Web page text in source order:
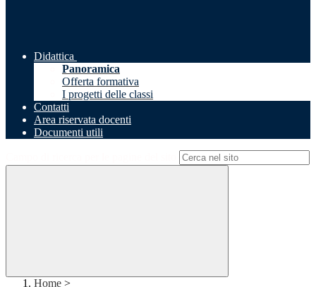
Didattica
Panoramica
Offerta formativa
I progetti delle classi
Contatti
Area riservata docenti
Documenti utili
Home >